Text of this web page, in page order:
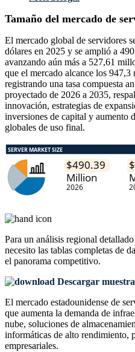
Tamaño del mercado de
El mercado global de servidores
dólares en 2025 y se amplió a
avanzando aún más a 527,61
que el mercado alcance los
registrando una tasa compuesta
proyectado de 2026 a 2035,
innovación, estrategias de
inversiones de capital y aumento
globales de uso final.
Para un análisis regional
necesito las tablas completas de
el panorama competitivo.
Descargar
El mercado estadounidense de
que aumenta la demanda de
nube, soluciones de
informáticas de alto rendimiento,
empresariales.